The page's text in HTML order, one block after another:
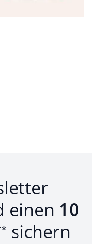
21 von 21.
einen 10
sichern